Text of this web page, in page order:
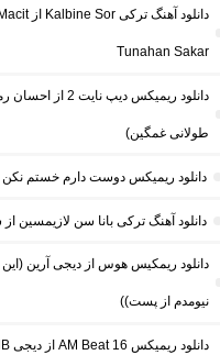
Tunahan Sakar
دانلود ریمیکس دیپ
طولانی غمگین)
دانلود ریمیکس دوست دارم خستم نکن
دانلود آهنگ ترکی بانا سن لازیمسین
دانلود ریمکیس هوس از دیجی آرین (این
نیومدم از پست))